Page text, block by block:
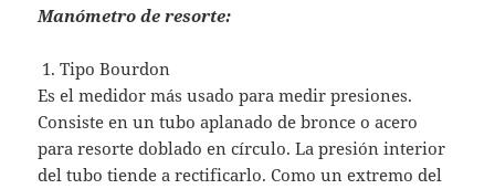
Manómetro de resorte:
1. Tipo Bourdon
Es el medidor más usado para medir presiones.
Consiste en un tubo aplanado de bronce o acero
para resorte doblado en círculo. La presión interior
del tubo tiende a rectificarlo. Como un extremo del